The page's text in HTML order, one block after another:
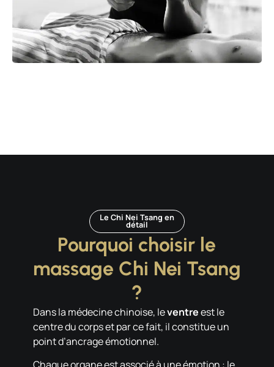
Le Chi Nei Tsang en
détail
Pourquoi choisir le
massage Chi Nei Tsang
?
Dans la médecine chinoise, leventreest le
centre du corps et par ce fait, il constitue un
point d’ancrage émotionnel.